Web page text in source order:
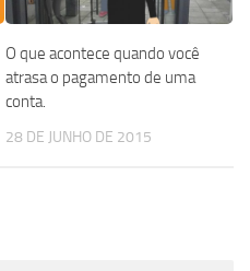
O que acontece quando você
atrasa o pagamento de uma
conta.
28 DE JUNHO DE 2015